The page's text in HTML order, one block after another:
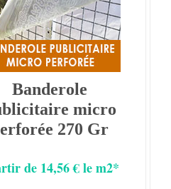
Banderole
micro
270 Gr
de 14,56 € le m2*